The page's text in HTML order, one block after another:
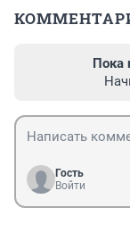
Пока
Гость
Войти